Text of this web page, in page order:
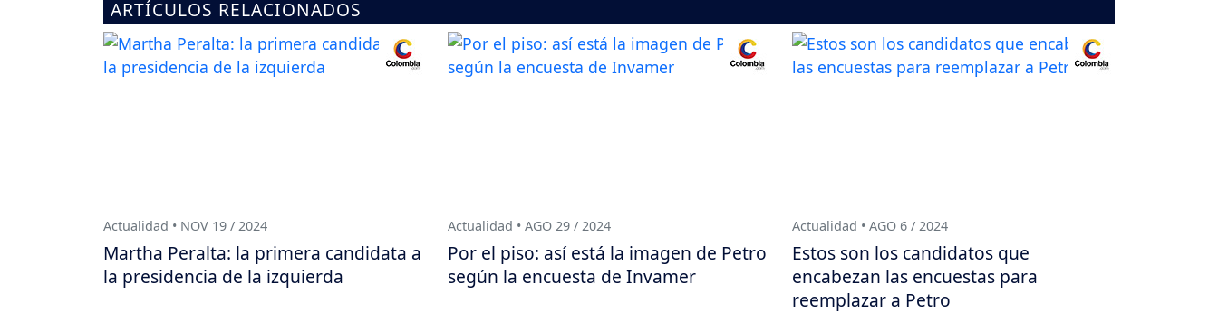
ARTÍCULOS RELACIONADOS
Actualidad • NOV 19 / 2024
Martha Peralta: la primera candidata a
la presidencia de la izquierda
Actualidad • AGO 29 / 2024
Por el piso: así está la imagen de Petro
según la encuesta de Invamer
Actualidad • AGO 6 / 2024
Estos son los candidatos que
encabezan las encuestas para
reemplazar a Petro